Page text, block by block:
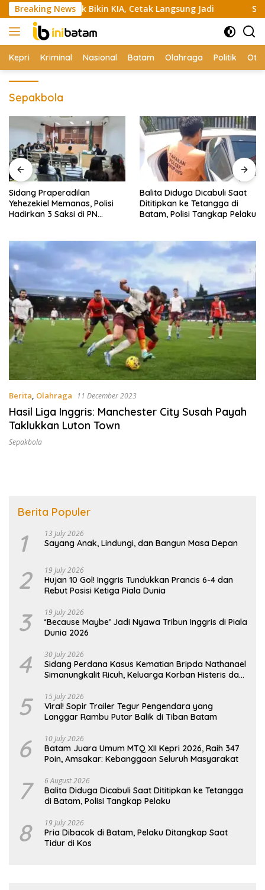
Skip
to
content
Breaking News
420 Anak Bikin KIA, Cetak Langsung Jadi Sidang
Kepri Kriminal Nasional Batam Olahraga Politik
Sepakbola
Sidang Praperadilan
Yehezekiel Memanas, Polisi
Hadirkan 3 Saksi di PN
Balita Diduga Dicabuli Saat
Dititipkan ke Tetangga di
Batam, Polisi Tangkap Pelaku
Berita, Olahraga 11 December 2023
Hasil Liga Inggris: Manchester City Susah Payah
Taklukkan Luton Town
Sepakbola
Berita Populer
1 13 July 2026
Sayang Anak, Lindungi, dan Bangun Masa Depan
2 19 July 2026
Hujan 10 Gol! Inggris Tundukkan Prancis 6-4 dan
Rebut Posisi Ketiga Piala Dunia
3 19 July 2026
‘Because Maybe’ Jadi Nyawa Tribun Inggris di Piala
Dunia 2026
4 30 July 2026
Sidang Perdana Kasus Kematian Bripda Nathanael
Simanungkalit Ricuh, Keluarga Korban Histeris dan
5 15 July 2026
Viral! Sopir Trailer Tegur Pengendara yang
Langgar Rambu Putar Balik di Tiban Batam
6 10 July 2026
Batam Juara Umum MTQ XII Kepri 2026, Raih 347
Poin, Amsakar: Kebanggaan Seluruh Masyarakat
7 6 August 2026
Balita Diduga Dicabuli Saat Dititipkan ke Tetangga
di Batam, Polisi Tangkap Pelaku
8 19 July 2026
Pria Dibacok di Batam, Pelaku Ditangkap Saat
Tidur di Kos